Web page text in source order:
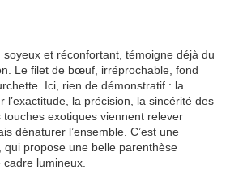
et réconfortant, témoigne déjà du
Le filet de bœuf, irréprochable, fond
Ici, rien de démonstratif : la
l’exactitude, la précision, la sincérité des
exotiques viennent relever
dénaturer l’ensemble. C’est une
propose une belle parenthèse
lumineux.